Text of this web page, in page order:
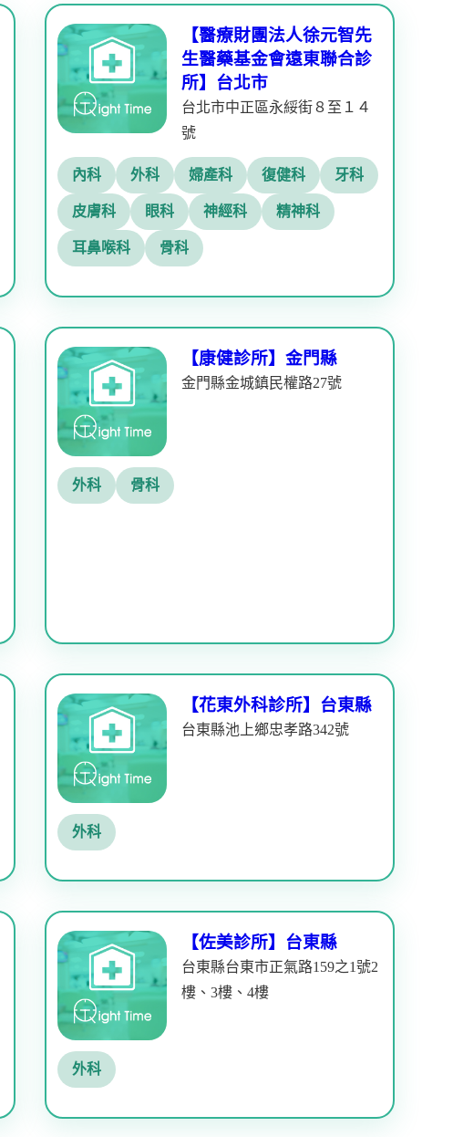
【醫療財團法人徐元智先
生醫藥基金會遠東聯合診
所】台北市
台北市中正區永綏街８至１４
號
內科 外科 婦產科 復健科 牙科
皮膚科 眼科 神經科 精神科
耳鼻喉科 骨科
【康健診所】金門縣
金門縣金城鎮民權路27號
外科 骨科
【花東外科診所】台東縣
台東縣池上鄉忠孝路342號
外科
【佐美診所】台東縣
台東縣台東市正氣路159之1號2
樓、3樓、4樓
外科